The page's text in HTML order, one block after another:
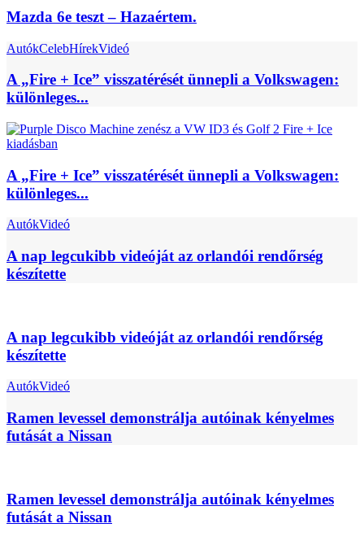
Mazda 6e teszt – Hazaértem.
AutókCelebHírekVideó
A „Fire + Ice” visszatérését ünnepli a Volkswagen:
különleges...
A „Fire + Ice” visszatérését ünnepli a Volkswagen:
különleges...
AutókVideó
A nap legcukibb videóját az orlandói rendőrség
készítette
A nap legcukibb videóját az orlandói rendőrség
készítette
AutókVideó
Ramen levessel demonstrálja autóinak kényelmes
futását a Nissan
Ramen levessel demonstrálja autóinak kényelmes
futását a Nissan